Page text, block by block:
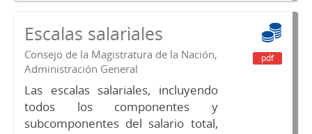
Escalas salariales
Consejo de la Magistratura de la Nación,
Administración General
Las escalas salariales, incluyendo
todos los componentes y
subcomponentes del salario total,
pdf